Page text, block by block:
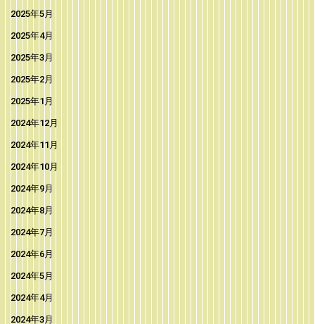
2025年5月
2025年4月
2025年3月
2025年2月
2025年1月
2024年12月
2024年11月
2024年10月
2024年9月
2024年8月
2024年7月
2024年6月
2024年5月
2024年4月
2024年3月